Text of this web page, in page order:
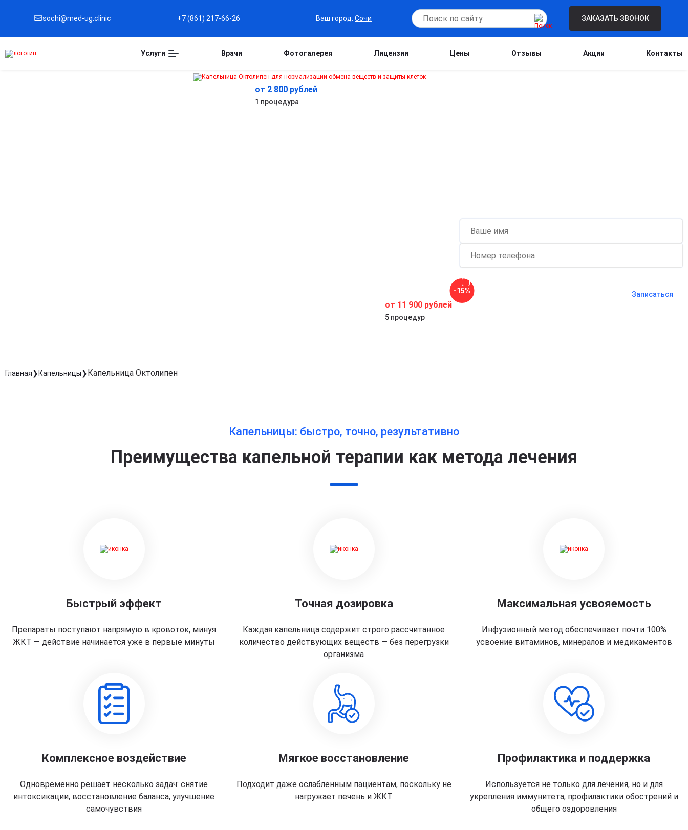
sochi@med-ug.clinic +7 (861) 217-66-26 Ваш город:Сочи ЗАКАЗАТЬ ЗВОНОК
Услуги Врачи Фотогалерея Лицензии Цены Отзывы Акции Контакты
от 2 800 рублей
1 процедура
от 11 900 рублей
5 процедур
-15% Записаться
Главная Капельницы Капельница Октолипен
Капельницы: быстро, точно, результативно
Преимущества капельной терапии как метода лечения
Быстрый эффект
Препараты поступают напрямую в кровоток, минуя
ЖКТ — действие начинается уже в первые минуты
Точная дозировка
Каждая капельница содержит строго рассчитанное
количество действующих веществ — без перегрузки
организма
Максимальная усвояемость
Инфузионный метод обеспечивает почти 100%
усвоение витаминов, минералов и медикаментов
Комплексное воздействие
Одновременно решает несколько задач: снятие
интоксикации, восстановление баланса, улучшение
самочувствия
Мягкое восстановление
Подходит даже ослабленным пациентам, поскольку не
нагружает печень и ЖКТ
Профилактика и поддержка
Используется не только для лечения, но и для
укрепления иммунитета, профилактики обострений и
общего оздоровления